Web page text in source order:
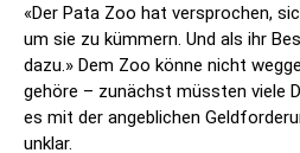
«Der Pata Zoo hat versprochen,
um sie zu kümmern. Und als ihr
dazu.» Dem Zoo könne nicht
gehöre – zunächst müssten viele
es mit der angeblichen
unklar.